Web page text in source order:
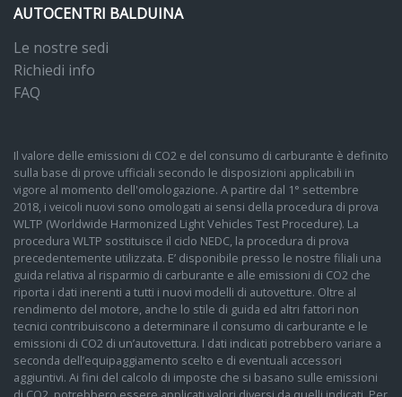
AUTOCENTRI BALDUINA
Le nostre sedi
Richiedi info
FAQ
Il valore delle emissioni di CO2 e del consumo di carburante è definito
sulla base di prove ufficiali secondo le disposizioni applicabili in
vigore al momento dell'omologazione. A partire dal 1° settembre
2018, i veicoli nuovi sono omologati ai sensi della procedura di prova
WLTP (Worldwide Harmonized Light Vehicles Test Procedure). La
procedura WLTP sostituisce il ciclo NEDC, la procedura di prova
precedentemente utilizzata. E’ disponibile presso le nostre filiali una
guida relativa al risparmio di carburante e alle emissioni di CO2 che
riporta i dati inerenti a tutti i nuovi modelli di autovetture. Oltre al
rendimento del motore, anche lo stile di guida ed altri fattori non
tecnici contribuiscono a determinare il consumo di carburante e le
emissioni di CO2 di un’autovettura. I dati indicati potrebbero variare a
seconda dell’equipaggiamento scelto e di eventuali accessori
aggiuntivi. Ai fini del calcolo di imposte che si basano sulle emissioni